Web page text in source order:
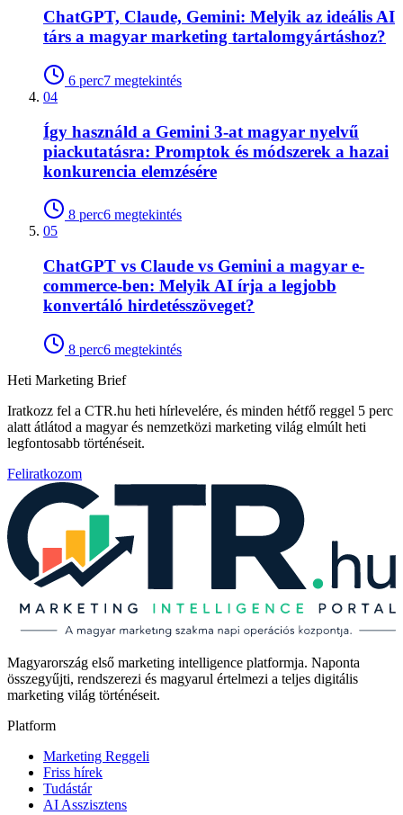
ChatGPT, Claude, Gemini: Melyik az ideális AI
társ a magyar marketing tartalomgyártáshoz?
6 perc7 megtekintés
04
Így használd a Gemini 3-at magyar nyelvű
piackutatásra: Promptok és módszerek a hazai
konkurencia elemzésére
8 perc6 megtekintés
05
ChatGPT vs Claude vs Gemini a magyar e-
commerce-ben: Melyik AI írja a legjobb
konvertáló hirdetésszöveget?
8 perc6 megtekintés
Heti Marketing Brief
Iratkozz fel a CTR.hu heti hírlevelére, és minden hétfő reggel 5 perc
alatt átlátod a magyar és nemzetközi marketing világ elmúlt heti
legfontosabb történéseit.
Feliratkozom
Magyarország első marketing intelligence platformja. Naponta
összegyűjti, rendszerezi és magyarul értelmezi a teljes digitális
marketing világ történéseit.
Platform
Marketing Reggeli
Friss hírek
Tudástár
AI Asszisztens